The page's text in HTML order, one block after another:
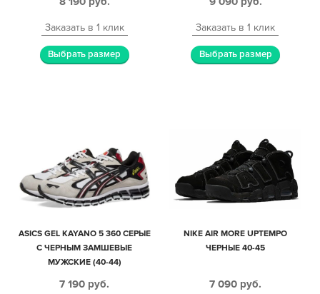
Заказать в 1 клик
Выбрать размер
Заказать в 1 клик
Выбрать размер
ASICS GEL KAYANO 5 360 СЕРЫЕ
С ЧЕРНЫМ ЗАМШЕВЫЕ
МУЖСКИЕ (40-44)
7 190 руб.
NIKE AIR MORE UPTEMPO
ЧЕРНЫЕ 40-45
7 090 руб.